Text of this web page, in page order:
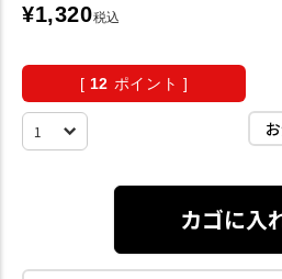
¥1,320税込
[ 12 ポイント ]
カゴに入